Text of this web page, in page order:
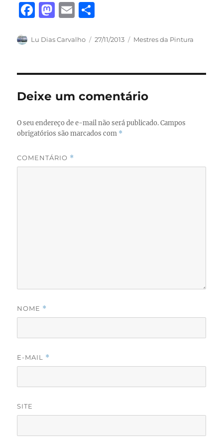
F
c
b
o
o
k
M
st
d
o
n
E
ai a
Autor
Lu Dias Carvalho
Publicado
27/11/2013 Categorias
Mestres da Pintura
Deixe um comentário
O seu endereço de e-mail não será publicado. Campos
obrigatórios são marcados com *
COMENTÁRIO *
NOME *
E-MAIL *
SITE